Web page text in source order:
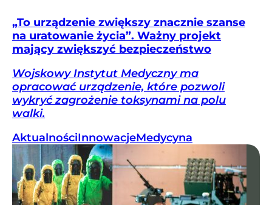
„To urządzenie zwiększy znacznie szanse
na uratowanie życia”. Ważny projekt
mający zwiększyć bezpieczeństwo
Wojskowy Instytut Medyczny ma
opracować urządzenie, które pozwoli
wykryć zagrożenie toksynami na polu
walki.
AktualnościInnowacjeMedycyna